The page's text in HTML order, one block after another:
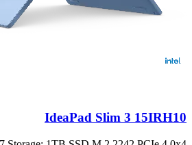
IdeaPad Slim 3 15IRH10